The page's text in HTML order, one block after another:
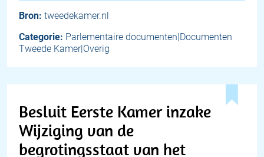
Bron: tweedekamer.nl
Categorie: Parlementaire documenten|Documenten
Tweede Kamer|Overig
Besluit Eerste Kamer inzake
Wijziging van de
begrotingsstaat van het